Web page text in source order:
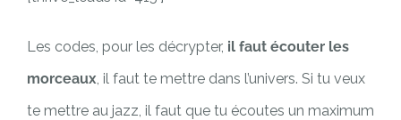
Les codes, pour les décrypter, il faut écouter les
morceaux , il faut te mettre dans l’univers. Si tu veux
te mettre au jazz, il faut que tu écoutes un maximum